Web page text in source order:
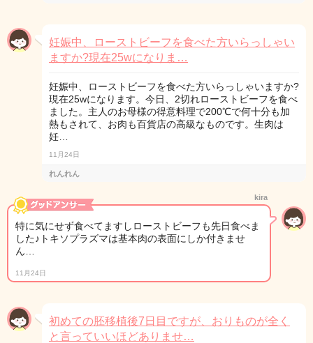
妊娠中、ローストビーフを食べた方いらっしゃい
ますか?現在25wになりま…
妊娠中、ローストビーフを食べた方いらっしゃいますか?
現在25wになります。今日、2切れローストビーフを食べ
ました。主人のお母様の得意料理で200℃で何十分も加
熱もされて、お肉も百貨店の高級なものです。生肉は
妊…
11月24日
れんれん
kira
特に気にせず食べてますしローストビーフも先日食べま
した♪トキソプラズマは基本肉の表面にしか付きませ
ん…
11月24日
初めての胚移植後7日目ですが、おりものが全く
と言っていいほどありませ…